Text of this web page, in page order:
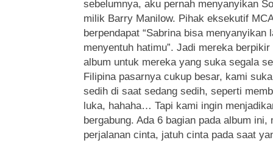
sebelumnya, aku pernah menyanyikan
milik Barry Manilow. Pihak eksekutif
berpendapat “Sabrina bisa menyanyikan
menyentuh hatimu”. Jadi mereka
album untuk mereka yang suka segala
Filipina pasarnya cukup besar, kami
sedih di saat sedang sedih, seperti
luka, hahaha… Tapi kami ingin
bergabung. Ada 6 bagian pada album ini,
perjalanan cinta, jatuh cinta pada saat